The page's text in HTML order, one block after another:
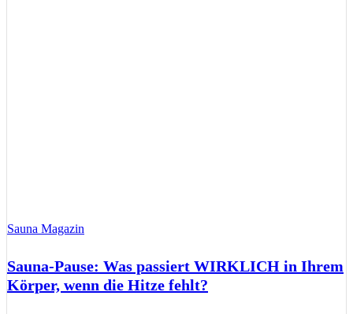
Sauna Magazin
Sauna-Pause: Was passiert WIRKLICH in Ihrem
Körper, wenn die Hitze fehlt?